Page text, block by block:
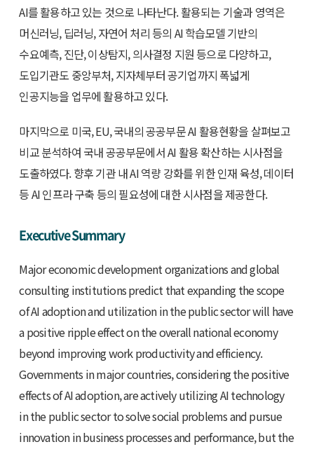
AI를 활용하고 있는 것으로 나타난다. 활용되는 기술과 영역은
머신러닝, 딥러닝, 자연어 처리 등의 AI 학습모델 기반의
수요예측, 진단, 이상탐지, 의사결정 지원 등으로 다양하고,
도입기관도 중앙부처, 지자체부터 공기업까지 폭넓게
인공지능을 업무에 활용하고 있다.
마지막으로 미국, EU, 국내의 공공부문 AI 활용현황을 살펴보고
비교 분석하여 국내 공공부문에서 AI 활용 확산하는 시사점을
도출하였다. 향후 기관 내 AI 역량 강화를 위한 인재 육성, 데이터
등 AI 인프라 구축 등의 필요성에 대한 시사점을 제공한다.
Executive Summary
Major economic development organizations and global
consulting institutions predict that expanding the scope
of AI adoption and utilization in the public sector will have
a positive ripple effect on the overall national economy
beyond improving work productivity and efficiency.
Governments in major countries, considering the positive
effects of AI adoption, are actively utilizing AI technology
in the public sector to solve social problems and pursue
innovation in business processes and performance, but the